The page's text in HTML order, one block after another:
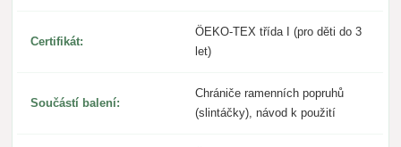
Certifikát:
ÖEKO-TEX třída I (pro děti do 3
let)
Součástí balení:
Chrániče ramenních popruhů
(slintáčky), návod k použití